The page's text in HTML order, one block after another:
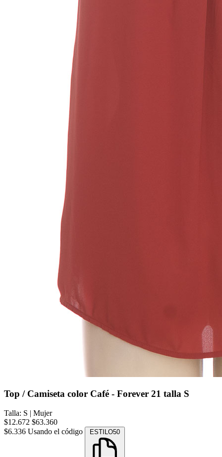
Top / Camiseta color Café - Forever 21 talla S
Talla: S | Mujer
$12.672 $63.360
$6.336 Usando el código ESTILO50